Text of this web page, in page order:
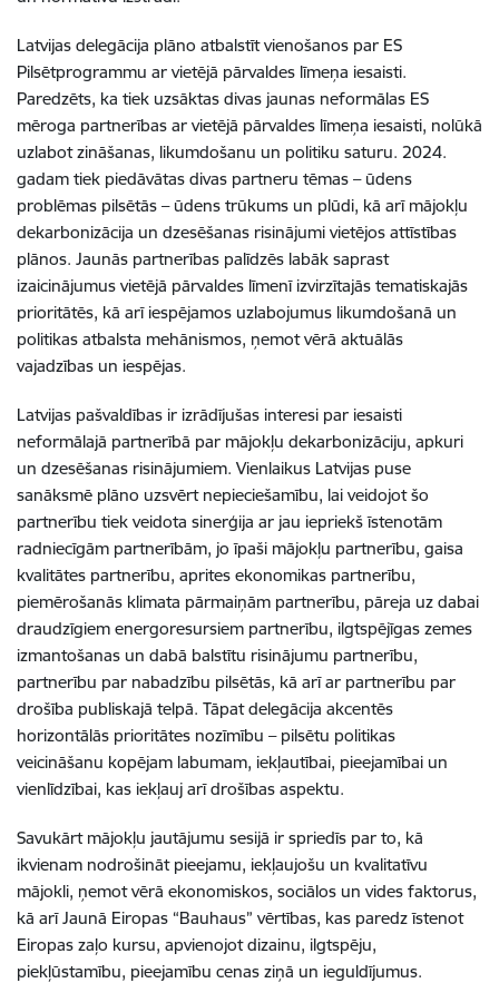
Latvijas delegācija plāno atbalstīt vienošanos par ES
Pilsētprogrammu ar vietējā pārvaldes līmeņa iesaisti.
Paredzēts, ka tiek uzsāktas divas jaunas neformālas ES
mēroga partnerības ar vietējā pārvaldes līmeņa iesaisti, nolūkā
uzlabot zināšanas, likumdošanu un politiku saturu. 2024.
gadam tiek piedāvātas divas partneru tēmas – ūdens
problēmas pilsētās – ūdens trūkums un plūdi, kā arī mājokļu
dekarbonizācija un dzesēšanas risinājumi vietējos attīstības
plānos. Jaunās partnerības palīdzēs labāk saprast
izaicinājumus vietējā pārvaldes līmenī izvirzītajās tematiskajās
prioritātēs, kā arī iespējamos uzlabojumus likumdošanā un
politikas atbalsta mehānismos, ņemot vērā aktuālās
vajadzības un iespējas.
Latvijas pašvaldības ir izrādījušas interesi par iesaisti
neformālajā partnerībā par mājokļu dekarbonizāciju, apkuri
un dzesēšanas risinājumiem. Vienlaikus Latvijas puse
sanāksmē plāno uzsvērt nepieciešamību, lai veidojot šo
partnerību tiek veidota sinerģija ar jau iepriekš īstenotām
radniecīgām partnerībām, jo īpaši mājokļu partnerību, gaisa
kvalitātes partnerību, aprites ekonomikas partnerību,
piemērošanās klimata pārmaiņām partnerību, pāreja uz dabai
draudzīgiem energoresursiem partnerību, ilgtspējīgas zemes
izmantošanas un dabā balstītu risinājumu partnerību,
partnerību par nabadzību pilsētās, kā arī ar partnerību par
drošība publiskajā telpā. Tāpat delegācija akcentēs
horizontālās prioritātes nozīmību – pilsētu politikas
veicināšanu kopējam labumam, iekļautībai, pieejamībai un
vienlīdzībai, kas iekļauj arī drošības aspektu.
Savukārt mājokļu jautājumu sesijā ir spriedīs par to, kā
ikvienam nodrošināt pieejamu, iekļaujošu un kvalitatīvu
mājokli, ņemot vērā ekonomiskos, sociālos un vides faktorus,
kā arī Jaunā Eiropas “Bauhaus” vērtības, kas paredz īstenot
Eiropas zaļo kursu, apvienojot dizainu, ilgtspēju,
piekļūstamību, pieejamību cenas ziņā un ieguldījumus.